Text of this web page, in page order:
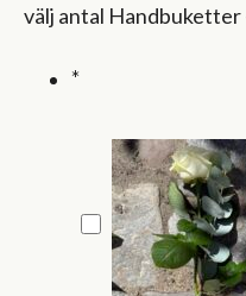
välj antal Handbuketter
*